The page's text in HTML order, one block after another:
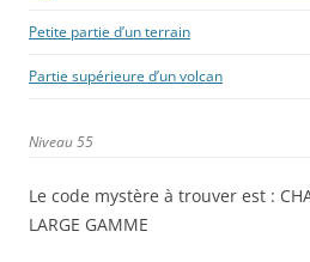
Petite partie d’un terrain
Partie supérieure d’un volcan
Niveau 55
Le code mystère à trouver est :
LARGE GAMME